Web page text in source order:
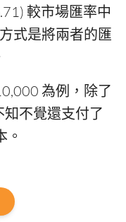
較市場匯率中
式是將兩者的匯
為例，除了
不覺還支付了
。